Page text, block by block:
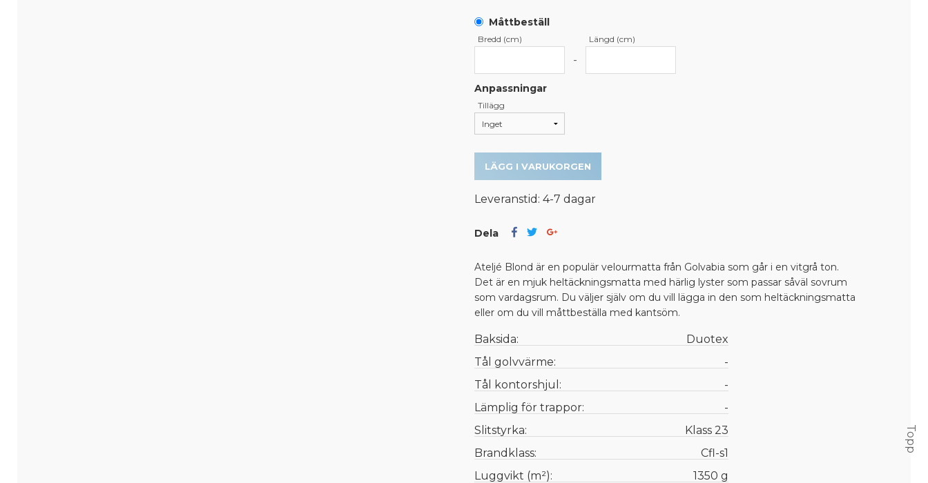
Topp
Måttbeställ
Bredd (cm)
-
Längd (cm)
Anpassningar
Tillägg
LÄGG I VARUKORGEN
Leveranstid: 4-7 dagar
Dela
Ateljé Blond är en populär velourmatta från Golvabia som går i en vitgrå ton.
Det är en mjuk heltäckningsmatta med härlig lyster som passar såväl sovrum
som vardagsrum. Du väljer själv om du vill lägga in den som heltäckningsmatta
eller om du vill måttbeställa med kantsöm.
Baksida:
Duotex
Tål golvvärme:
-
Tål kontorshjul:
-
Lämplig för trappor:
-
Slitstyrka:
Klass 23
Brandklass:
Cfl-s1
Luggvikt (m²):
1350 g